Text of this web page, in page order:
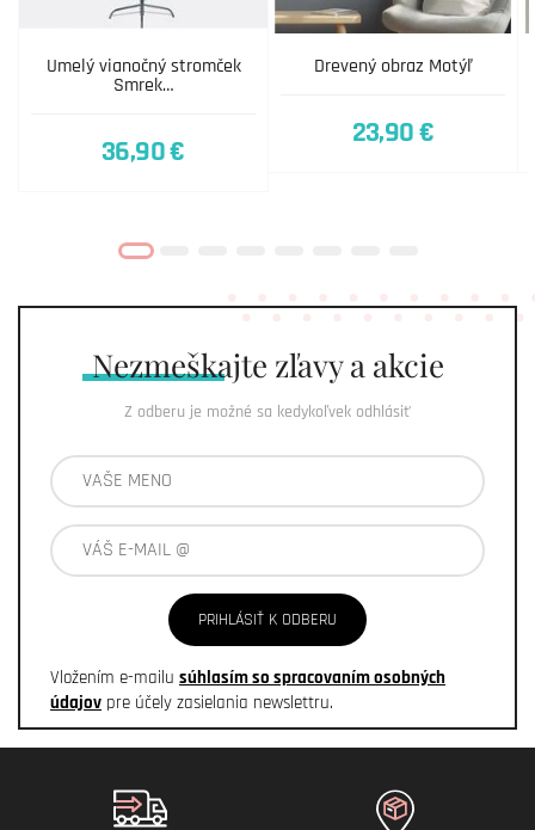
Umelý vianočný stromček
Smrek…
36,90 €
Drevený obraz Motýľ
23,90 €
Nezmeškajte zľavy a akcie
Z odberu je možné sa kedykoľvek odhlásiť
PRIHLÁSIŤ K ODBERU
Vložením e-mailu súhlasím so spracovaním osobných
údajov pre účely zasielania newslettru.